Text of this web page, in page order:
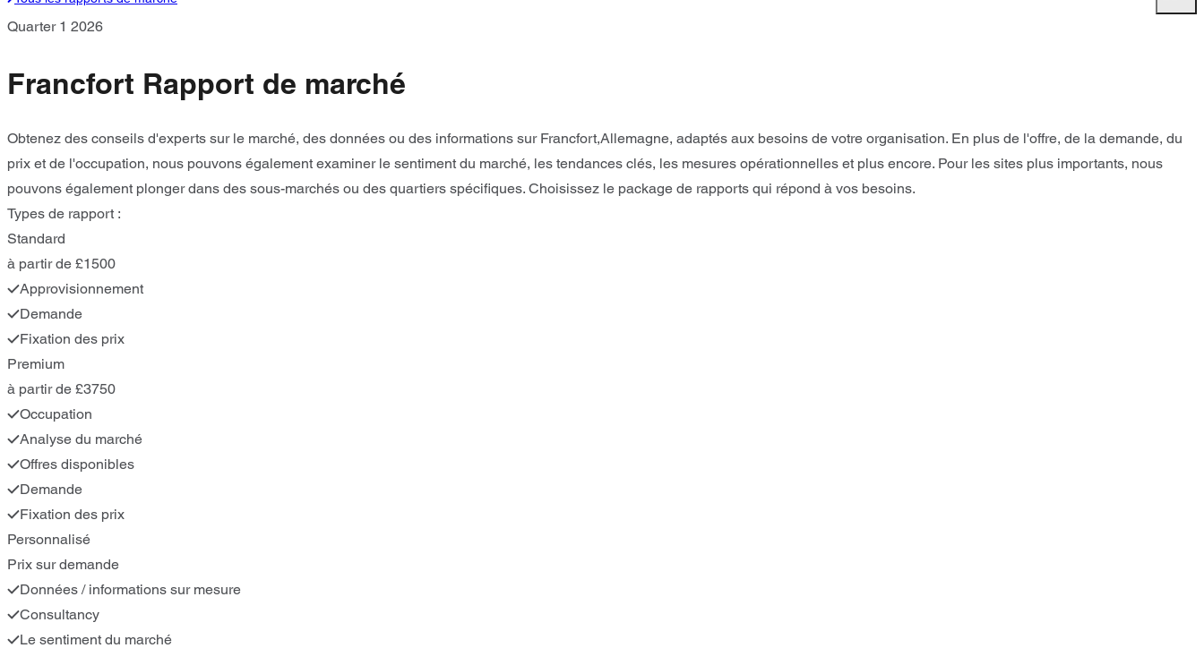
Quarter 1 2026
Francfort Rapport de marché
Obtenez des conseils d'experts sur le marché, des données ou des informations sur Francfort,Allemagne, adaptés aux besoins de votre organisation. En plus de l'offre, de la demande, du
prix et de l'occupation, nous pouvons également examiner le sentiment du marché, les tendances clés, les mesures opérationnelles et plus encore. Pour les sites plus importants, nous
pouvons également plonger dans des sous-marchés ou des quartiers spécifiques. Choisissez le package de rapports qui répond à vos besoins.
Types de rapport :
Standard
à partir de £1500
Approvisionnement
Demande
Fixation des prix
Premium
à partir de £3750
Occupation
Analyse du marché
Offres disponibles
Demande
Fixation des prix
Personnalisé
Prix sur demande
Données / informations sur mesure
Consultancy
Le sentiment du marché